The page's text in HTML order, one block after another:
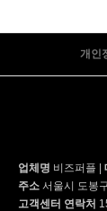
개인
업체명 비즈퍼플 |
주소 서울시 도봉
고객센터 연락처